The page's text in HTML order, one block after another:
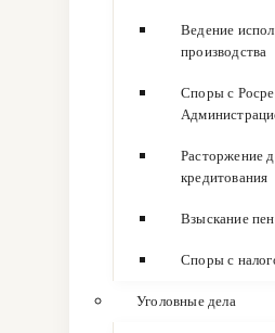
Ведение
производства
Споры с
Расторжение
кредитования
Взыскание
Споры с
Уголовные дела